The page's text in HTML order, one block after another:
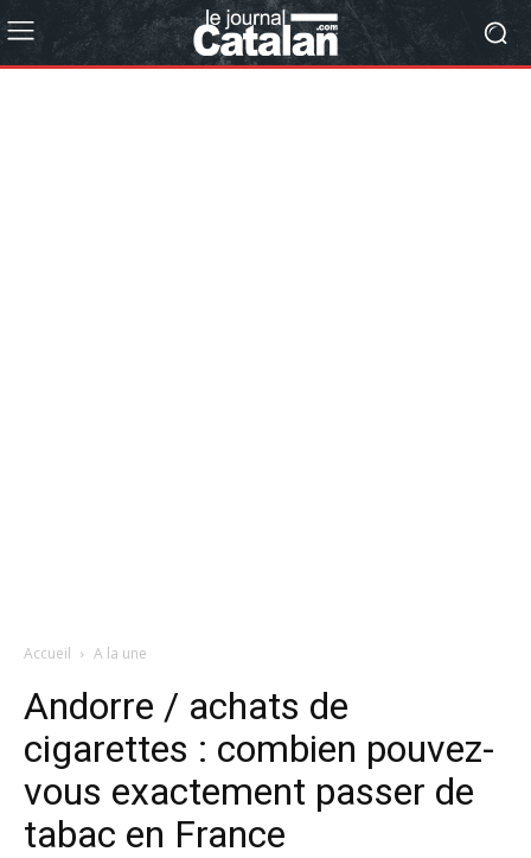
Accueil A la une
Andorre / achats de
cigarettes : combien pouvez-
vous exactement passer de
tabac en France